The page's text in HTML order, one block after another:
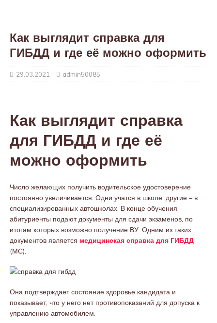
Как выглядит справка для
ГИБДД и где её можно оформить
29.03.2021 admin50085
Как выглядит справка
для ГИБДД и где её
можно оформить
Число желающих получить водительское удостоверение
постоянно увеличивается. Одни учатся в школе, другие – в
специализированных автошколах. В конце обучения
абитуриенты подают документы для сдачи экзаменов, по
итогам которых возможно получение ВУ. Одним из таких
документов является медицинская справка для ГИБДД
(МС).
Она подтверждает состояние здоровье кандидата и
показывает, что у него нет противопоказаний для допуска к
управлению автомобилем.